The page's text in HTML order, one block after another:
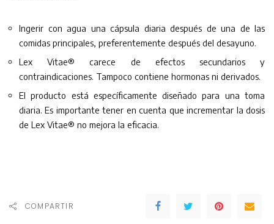
Ingerir con agua una cápsula diaria después de una de las
comidas principales, preferentemente después del desayuno.
Lex Vitae® carece de efectos secundarios y
contraindicaciones. Tampoco contiene hormonas ni derivados.
El producto está específicamente diseñado para una toma
diaria. Es importante tener en cuenta que incrementar la dosis
de Lex Vitae® no mejora la eficacia.
COMPARTIR